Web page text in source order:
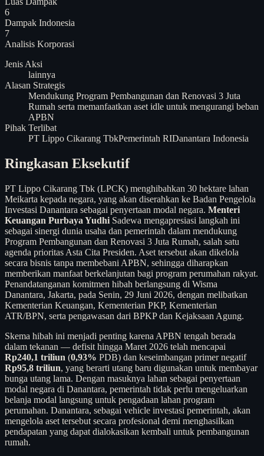
6
Dampak Indonesia
7
Analisis Korporasi
Jenis Aksi
lainnya
Alasan Strategis
Mendukung Program Pembangunan dan Renovasi 3 Juta
Rumah serta memanfaatkan aset idle untuk mengurangi beban
APBN
Pihak Terlibat
PT Lippo Cikarang TbkPemerintah RIDanantara Indonesia
Ringkasan Eksekutif
PT Lippo Cikarang Tbk (LPCK) menghibahkan 30 hektare lahan
Meikarta kepada negara, yang akan diserahkan ke Badan Pengelola
Investasi Danantara sebagai penyertaan modal negara. Menteri
Keuangan Purbaya Yudhi Sadewa mengapresiasi langkah ini
sebagai sinergi dunia usaha dan pemerintah dalam mendukung
Program Pembangunan dan Renovasi 3 Juta Rumah, salah satu
agenda prioritas Asta Cita Presiden. Aset tersebut akan dikelola
secara bisnis tanpa membebani APBN, sehingga diharapkan
memberikan manfaat berkelanjutan bagi program perumahan rakyat.
Penandatanganan komitmen hibah berlangsung di Wisma
Danantara, Jakarta, pada Senin, 29 Juni 2026, dengan melibatkan
Kementerian Keuangan, Kementerian PKP, Kementerian
ATR/BPN, serta pengawasan dari BPKP dan Kejaksaan Agung.
Skema hibah ini menjadi penting karena APBN tengah berada
dalam tekanan — defisit hingga Maret 2026 telah mencapai
Rp240,1 triliun (0,93% PDB) dan keseimbangan primer negatif
Rp95,8 triliun, yang berarti utang baru digunakan untuk membayar
bunga utang lama. Dengan masuknya lahan sebagai penyertaan
modal negara di Danantara, pemerintah tidak perlu mengeluarkan
belanja modal langsung untuk pengadaan lahan program
perumahan. Danantara, sebagai vehicle investasi pemerintah, akan
mengelola aset tersebut secara profesional demi menghasilkan
pendapatan yang dapat dialokasikan kembali untuk pembangunan
rumah.